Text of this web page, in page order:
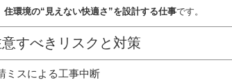
住環境の“見えない快適さ”を設計する仕事です。
すべきリスクと対策
ミスによる工事中断